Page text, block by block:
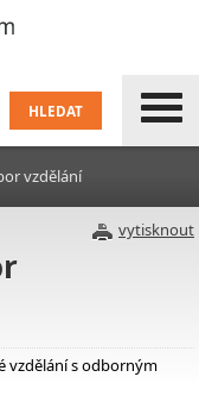
vzdělání
vytisknout
vzdělání s odborným